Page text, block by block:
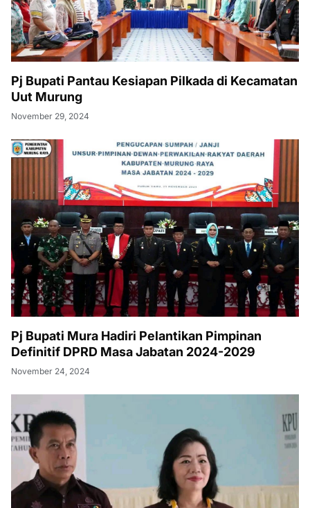
Pj Bupati Pantau Kesiapan Pilkada di Kecamatan
Uut Murung
November 29, 2024
Pj Bupati Mura Hadiri Pelantikan Pimpinan
Definitif DPRD Masa Jabatan 2024-2029
November 24, 2024